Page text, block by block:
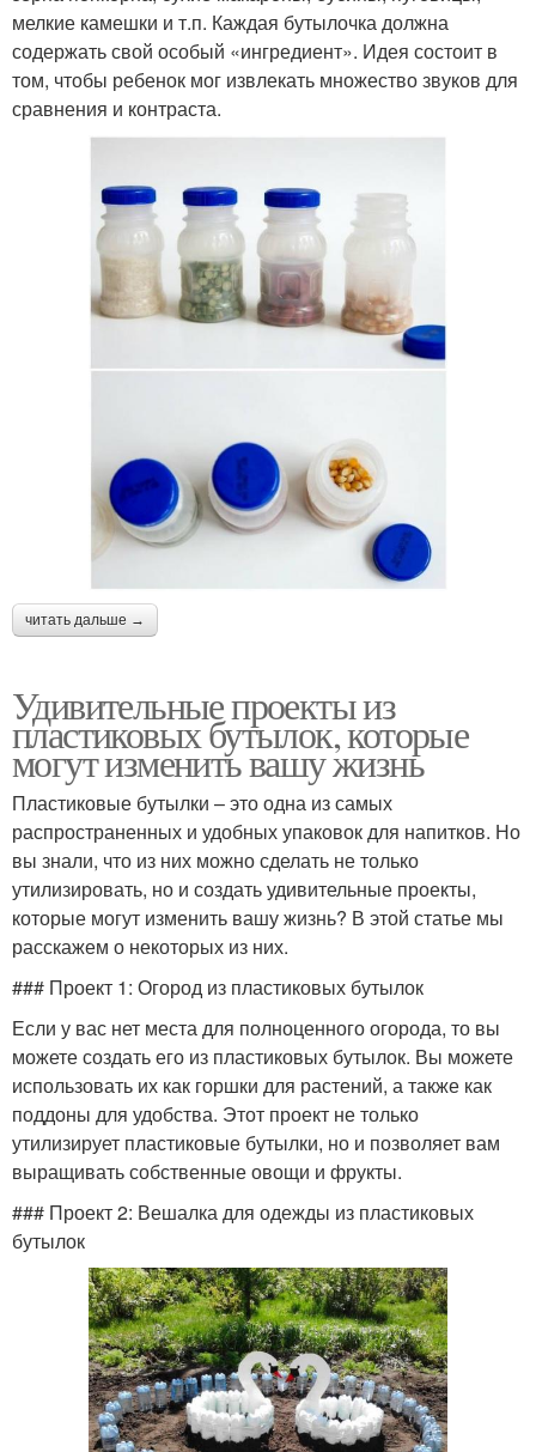
мелкие камешки и т.п. Каждая бутылочка должна
содержать свой особый «ингредиент». Идея состоит в
том, чтобы ребенок мог извлекать множество звуков для
сравнения и контраста.
читать дальше →
Удивительные проекты из
пластиковых бутылок, которые
могут изменить вашу жизнь
Пластиковые бутылки – это одна из самых
распространенных и удобных упаковок для напитков. Но
вы знали, что из них можно сделать не только
утилизировать, но и создать удивительные проекты,
которые могут изменить вашу жизнь? В этой статье мы
расскажем о некоторых из них.
### Проект 1: Огород из пластиковых бутылок
Если у вас нет места для полноценного огорода, то вы
можете создать его из пластиковых бутылок. Вы можете
использовать их как горшки для растений, а также как
поддоны для удобства. Этот проект не только
утилизирует пластиковые бутылки, но и позволяет вам
выращивать собственные овощи и фрукты.
### Проект 2: Вешалка для одежды из пластиковых
бутылок